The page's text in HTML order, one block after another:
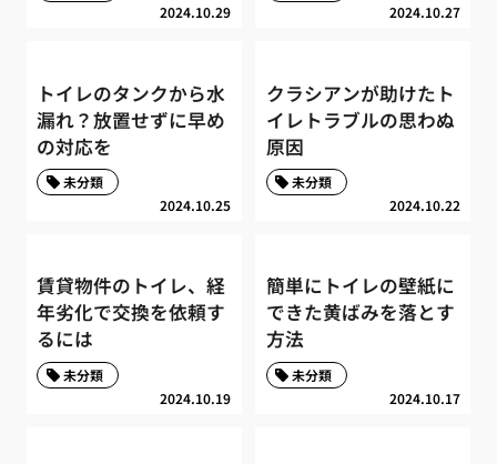
2024.10.29 2024.10.27
トイレのタンクから水
漏れ？放置せずに早め
の対応を
2024.10.25
未分類
クラシアンが助けたト
イレトラブルの思わぬ
原因
2024.10.22
未分類
賃貸物件のトイレ、経
年劣化で交換を依頼す
るには
2024.10.19
未分類
簡単にトイレの壁紙に
できた黄ばみを落とす
方法
2024.10.17
未分類